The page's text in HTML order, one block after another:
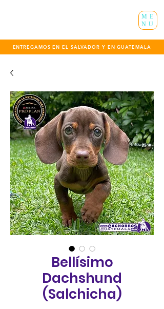
ENTREGAMOS EN EL SALVADOR Y EN GUATEMALA
ME
NU
Bellísimo
Dachshund
(Salchicha)